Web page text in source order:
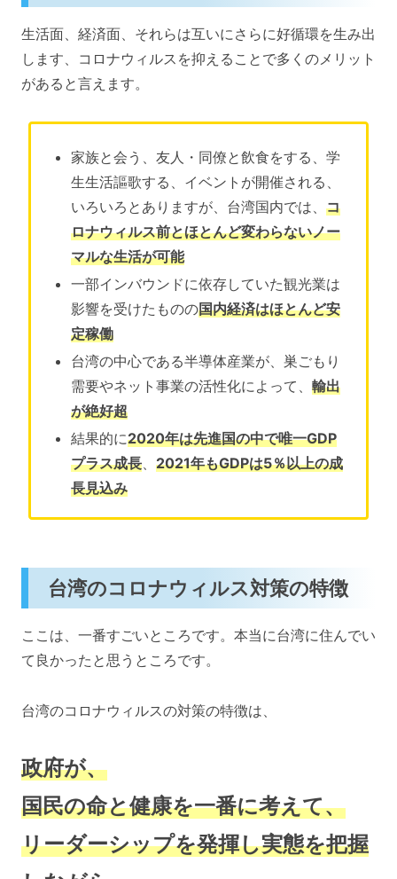
生活面、経済面、それらは互いにさらに好循環を生み出
します、コロナウィルスを抑えることで多くのメリット
があると言えます。
家族と会う、友人・同僚と飲食をする、学
生生活謳歌する、イベントが開催される、
いろいろとありますが、台湾国内では、コ
ロナウィルス前とほとんど変わらないノー
マルな生活が可能
一部インバウンドに依存していた観光業は
影響を受けたものの国内経済はほとんど安
定稼働
台湾の中心である半導体産業が、巣ごもり
需要やネット事業の活性化によって、輸出
が絶好超
結果的に2020年は先進国の中で唯一GDP
プラス成長、2021年もGDPは5％以上の成
長見込み
台湾のコロナウィルス対策の特徴
ここは、一番すごいところです。本当に台湾に住んでい
て良かったと思うところです。
台湾のコロナウィルスの対策の特徴は、
政府が、
国民の命と健康を一番に考えて、
リーダーシップを発揮し実態を把握